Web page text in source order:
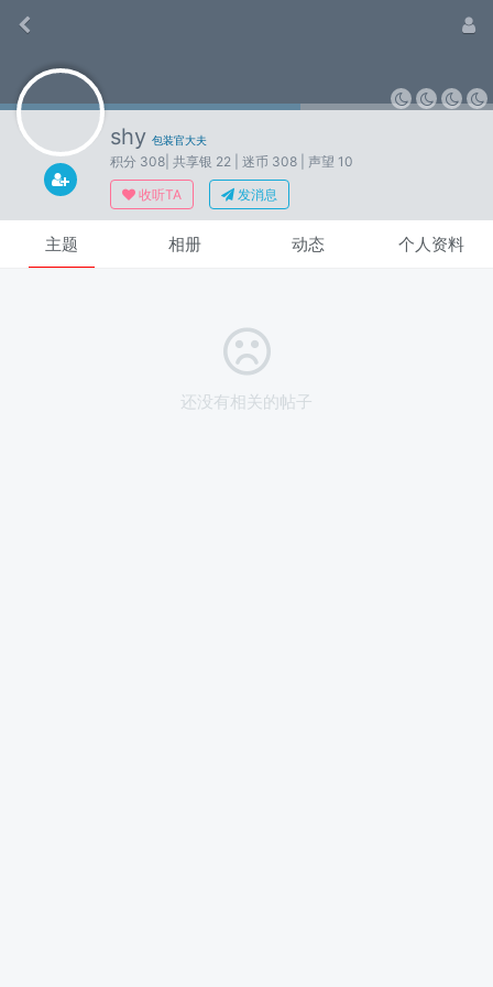
shy 包装官大夫
积分 308 | 共享银 22 | 迷币 308
| 声望 10
收听TA
发消息
主题 相册 动态 个人资料
还没有相关的帖子